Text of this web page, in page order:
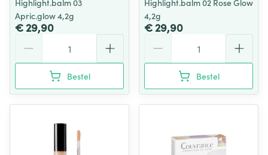
Highlight.balm 03
Apric.glow 4,2g
€ 29,90
Bestel
Highlight.balm 02 Rose Glow
4,2g
€ 29,90
Bestel